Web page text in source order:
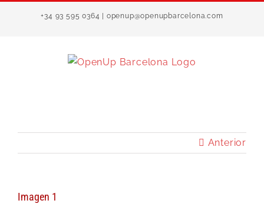
+34 93 595 0364 | openup@openupbarcelona.com
Anterior
Imagen 1